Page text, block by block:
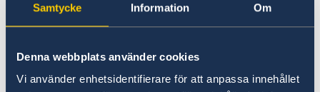
Samtycke Information Om
Denna webbplats använder cookies
Vi använder enhetsidentifierare för att anpassa innehållet
För handelshinder som påträffas utanför
Världshandelsorganisationens (WTO) regler om
frihandelsavtal som EU ingått med tredje land.